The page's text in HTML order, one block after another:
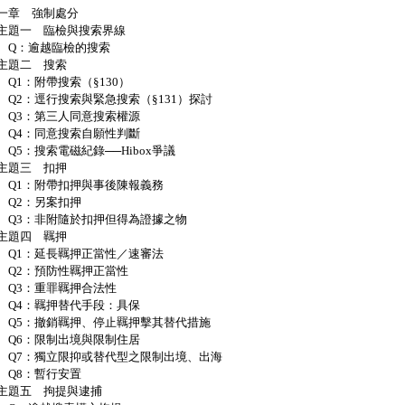
章 強制處分
一 臨檢與搜索界線
逾越臨檢的搜索
二 搜索
附帶搜索（§130）
逕行搜索與緊急搜索（§131）探討
：第三人同意搜索權源
：同意搜索自願性判斷
：搜索電磁紀錄──Hibox爭議
三 扣押
：附帶扣押與事後陳報義務
：另案扣押
非附隨於扣押但得為證據之物
四 羈押
：延長羈押正當性／速審法
：預防性羈押正當性
：重罪羈押合法性
：羈押替代手段：具保
撤銷羈押、停止羈押擊其替代措施
：限制出境與限制住居
獨立限抑或替代型之限制出境、出海
：暫行安置
五 拘提與逮捕